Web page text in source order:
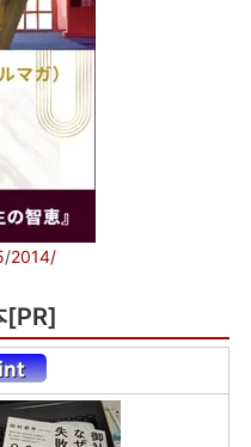
/2014/
[PR]